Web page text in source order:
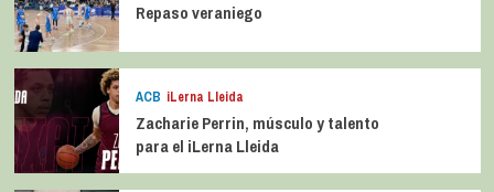
Repaso veraniego
ACB iLerna Lleida
Zacharie Perrin, músculo y talento
para el iLerna Lleida